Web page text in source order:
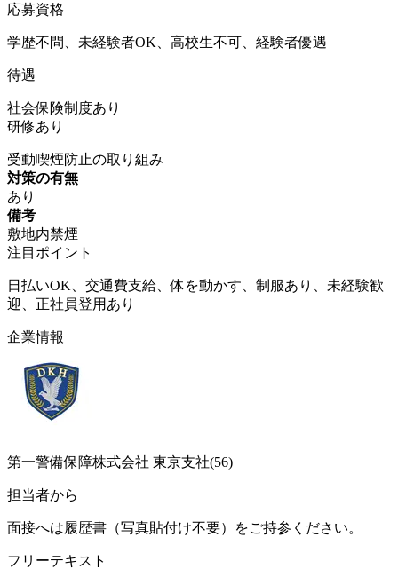
応募資格
学歴不問、未経験者OK、高校生不可、経験者優遇
待遇
社会保険制度あり
研修あり
受動喫煙防止の取り組み
対策の有無
あり
備考
敷地内禁煙
注目ポイント
日払いOK、交通費支給、体を動かす、制服あり、未経験歓
迎、正社員登用あり
企業情報
第一警備保障株式会社 東京支社(56)
担当者から
面接へは履歴書（写真貼付け不要）をご持参ください。
フリーテキスト